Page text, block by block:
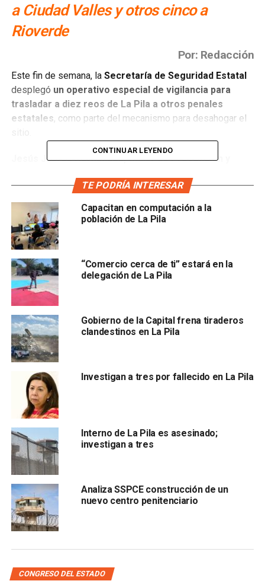
a Ciudad Valles y otros cinco a
Rioverde
Por: Redacción
Este fin de semana, la Secretaría de Seguridad Estatal
desplegó un operativo especial de vigilancia para
trasladar a diez reos de La Pila a otros penales
estatales, como parte del mecanismo para desahogar el
Jesús Juárez Hernández, titular de Prevención y
fueron llevados alCentro Penitenciario Estatal de
Ciudad Valles y otros cinco hacia Rioverde.
En los traslados participaron agentes de la
Estatal y personal de seguridad penitenciaria con
resultados positivos
El titular de Prevención y Reinserción Social afirmó
que no existe condiciones de hacinamiento ni
sobrecupo.
También lee:
Ex trabajadores revelaron más denuncias en
contra de Vertiche
ARTÍCULOS RELACIONADOS: LA PILA TRASLADADOS
SIGUIENTE
“Mientras Pozos se convierta en el municipio 59
continuarán obras”: Enrique Galindo
NO TE PIERDAS
candidato presidencial por Morena
CONTINUAR LEYENDO
TE PODRÍA INTERESAR
Capacitan en computación a la
población de La Pila
“Comercio cerca de ti” estará en la
delegación de La Pila
Gobierno de la Capital frena tiraderos
clandestinos en La Pila
Investigan a tres por fallecido en La Pila
Interno de La Pila es asesinado;
investigan a tres
Analiza SSPCE construcción de un
nuevo centro penitenciario
CONGRESO DEL ESTADO